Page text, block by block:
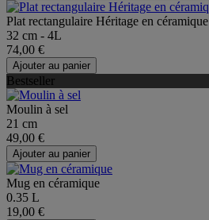
Plat rectangulaire Héritage en céramique
32 cm - 4L
74,00 €
Ajouter au panier
Bestseller
Moulin à sel
21 cm
49,00 €
Ajouter au panier
Mug en céramique
0.35 L
19,00 €